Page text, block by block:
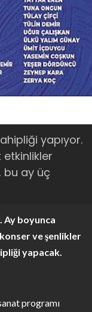
yapıyor.
etkinlikler
bu ay üç
Ay boyunca
ve şenlikler
yapacak.
programı